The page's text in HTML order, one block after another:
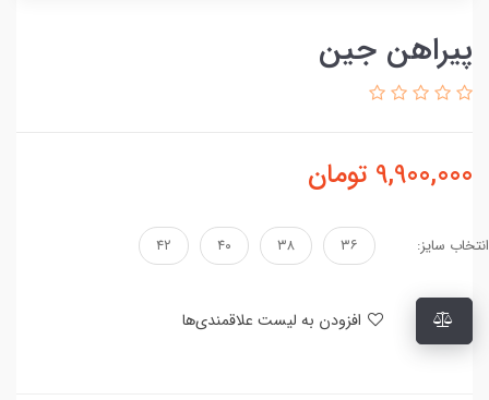
پیراهن جین
9,900,000 تومان
انتخاب سایز: ۳۶ ۳۸ ۴۰ ۴۲